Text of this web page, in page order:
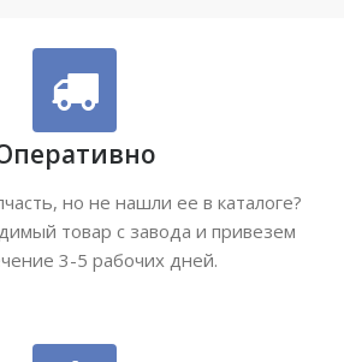
но не нашли ее в каталоге?
товар с завода и привезем
3-5 рабочих дней.